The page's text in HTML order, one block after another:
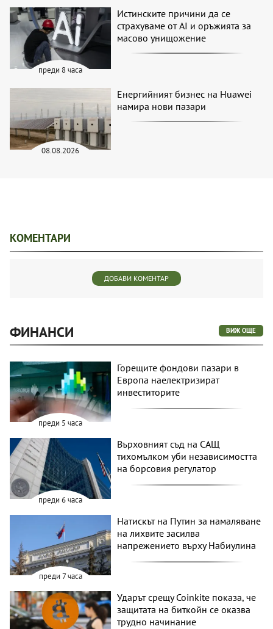
преди 8 часа
Истинските причини да се
страхуваме от AI и оръжията за
масово унищожение
08.08.2026
Енергийният бизнес на Huawei
намира нови пазари
КОМЕНТАРИ
ДОБАВИ КОМЕНТАР
ФИНАНСИ ВИЖ ОЩЕ
преди 5 часа
Горещите фондови пазари в
Европа наелектризират
инвеститорите
преди 6 часа
Върховният съд на САЩ
тихомълком уби независимостта
на борсовия регулатор
преди 7 часа
Натискът на Путин за намаляване
на лихвите засилва
напрежението върху Набиулина
Ударът срещу Coinkite показа, че
защитата на биткойн се оказва
трудно начинание